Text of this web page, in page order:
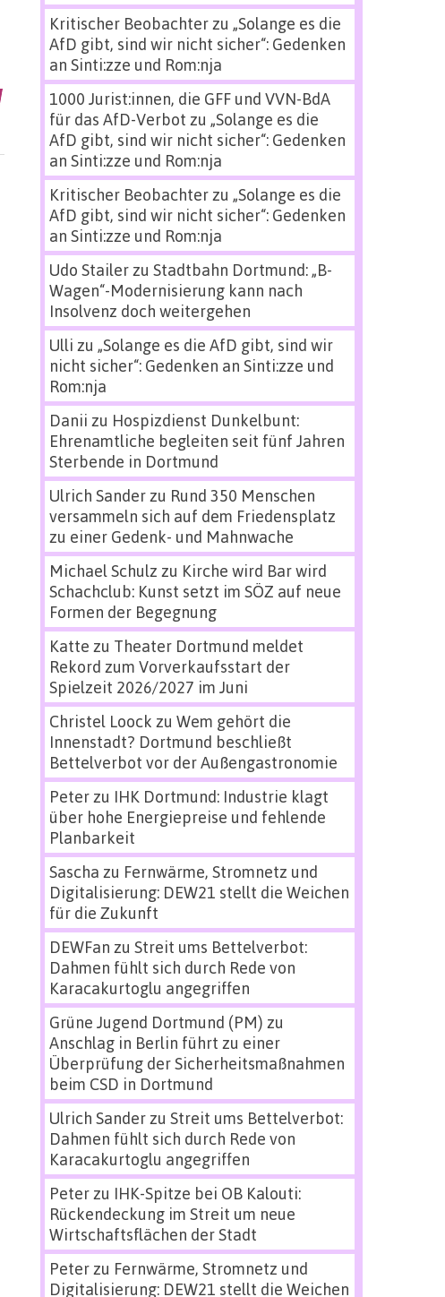
Kritischer Beobachterzu „Solange es die
AfD gibt, sind wir nicht sicher“: Gedenken
an Sinti:zze und Rom:nja
1000 Jurist:innen, die GFF und VVN-BdA
für das AfD-Verbot zu „Solange es die
AfD gibt, sind wir nicht sicher“: Gedenken
an Sinti:zze und Rom:nja
Kritischer Beobachterzu „Solange es die
AfD gibt, sind wir nicht sicher“: Gedenken
an Sinti:zze und Rom:nja
Udo Stailerzu Stadtbahn Dortmund: „B-
Wagen“-Modernisierung kann nach
Insolvenz doch weitergehen
Ulli zu „Solange es die AfD gibt, sind wir
nicht sicher“: Gedenken an Sinti:zze und
Rom:nja
Danii zu Hospizdienst Dunkelbunt:
Ehrenamtliche begleiten seit fünf Jahren
Sterbende in Dortmund
Ulrich Sanderzu Rund 350 Menschen
versammeln sich auf dem Friedensplatz
zu einer Gedenk- und Mahnwache
Michael Schulz zu Kirche wird Bar wird
Schachclub: Kunst setzt im SÖZ auf neue
Formen der Begegnung
Katte zu Theater Dortmund meldet
Rekord zum Vorverkaufsstart der
Spielzeit 2026/2027 im Juni
Christel Loock zu Wem gehört die
Innenstadt? Dortmund beschließt
Bettelverbot vor der Außengastronomie
Peterzu IHK Dortmund: Industrie klagt
über hohe Energiepreise und fehlende
Planbarkeit
Sascha zu Fernwärme, Stromnetz und
Digitalisierung: DEW21 stellt die Weichen
für die Zukunft
DEWFan zu Streit ums Bettelverbot:
Dahmen fühlt sich durch Rede von
Karacakurtoglu angegriffen
Grüne Jugend Dortmund (PM) zu
Anschlag in Berlin führt zu einer
Überprüfung der Sicherheitsmaßnahmen
beim CSD in Dortmund
Ulrich Sanderzu Streit ums Bettelverbot:
Dahmen fühlt sich durch Rede von
Karacakurtoglu angegriffen
Peterzu IHK-Spitze bei OB Kalouti:
Rückendeckung im Streit um neue
Wirtschaftsflächen der Stadt
Peterzu Fernwärme, Stromnetz und
Digitalisierung: DEW21 stellt die Weichen